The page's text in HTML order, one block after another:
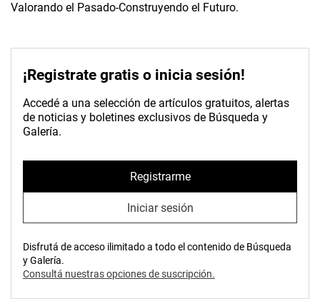
Valorando el Pasado-Construyendo el Futuro.
¡Registrate gratis o inicia sesión!
Accedé a una selección de artículos gratuitos, alertas
de noticias y boletines exclusivos de Búsqueda y
Galería.
Registrarme
Iniciar sesión
Disfrutá de acceso ilimitado a todo el contenido de Búsqueda
y Galería.
Consultá nuestras opciones de suscripción.